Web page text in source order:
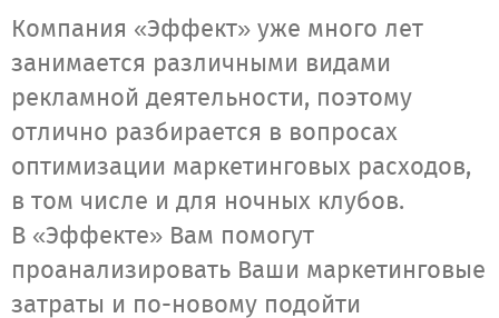
Компания «Эффект» уже много лет
занимается различными видами
рекламной деятельности, поэтому
отлично разбирается в вопросах
оптимизации маркетинговых расходов,
в том числе и для ночных клубов.
В «Эффекте» Вам помогут
проанализировать Ваши маркетинговые
затраты и по-новому подойти